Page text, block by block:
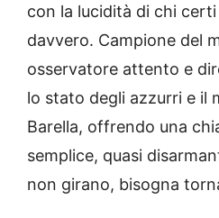
con la lucidità di chi
davvero. Campione del
osservatore attento e
lo stato degli azzurri e il
Barella, offrendo una
semplice, quasi
non girano, bisogna